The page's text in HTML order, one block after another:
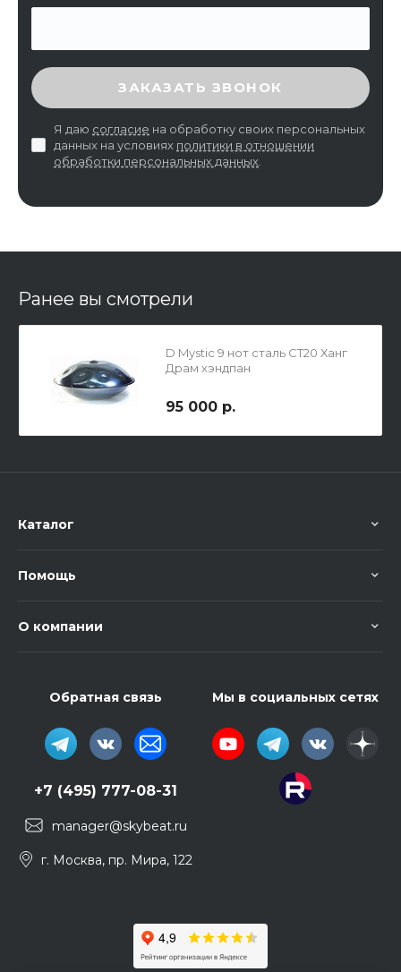
ВВЕДИТЕ ПРОВЕРОЧНЫЙ КОД
ЗАКАЗАТЬ ЗВОНОК
Я даю согласие на обработку своих персональных
данных на условиях политики в отношении
обработки персональных данных.
Ранее вы смотрели
D Mystic 9 нот сталь СТ20 Ханг
Драм хэндпан
95 000 р.
Каталог
Помощь
О компании
Обратная связь
+7 (495) 777-08-31
manager@skybeat.ru
г. Москва, пр. Мира, 122
Мы в социальных сетях